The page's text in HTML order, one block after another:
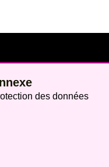
des données